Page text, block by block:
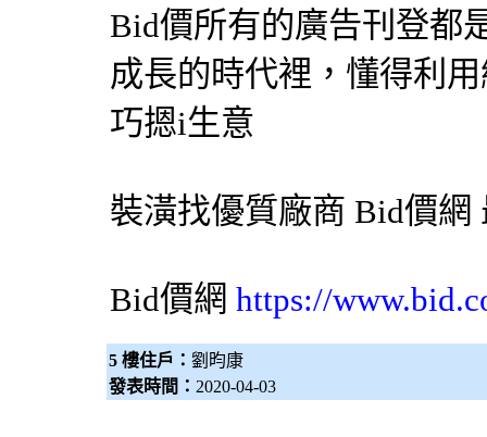
Bid價所有的廣告刊登都
成長的時代裡，懂得利
巧摁i生意
裝潢找優質廠商 Bid價網
Bid價網 https://
5 樓住戶： 劉昀康
發表時間： 2020-04-03